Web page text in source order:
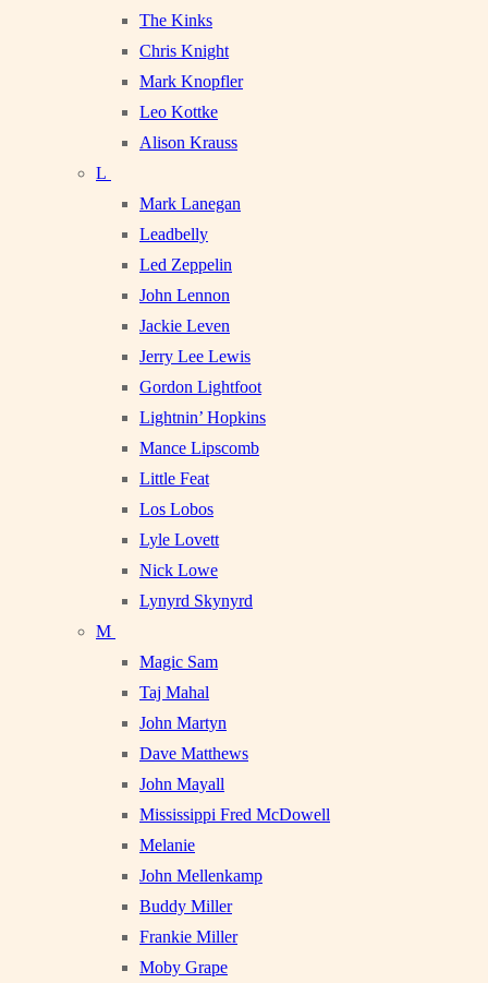
The Kinks
Chris Knight
Mark Knopfler
Leo Kottke
Alison Krauss
L
Mark Lanegan
Leadbelly
Led Zeppelin
John Lennon
Jackie Leven
Jerry Lee Lewis
Gordon Lightfoot
Lightnin’ Hopkins
Mance Lipscomb
Little Feat
Los Lobos
Lyle Lovett
Nick Lowe
Lynyrd Skynyrd
M
Magic Sam
Taj Mahal
John Martyn
Dave Matthews
John Mayall
Mississippi Fred McDowell
Melanie
John Mellenkamp
Buddy Miller
Frankie Miller
Moby Grape